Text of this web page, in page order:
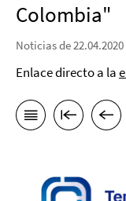
Colombia"
Noticias de 22.04.2020
Enlace directo a la